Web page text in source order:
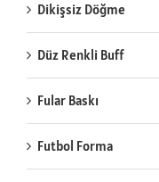
Dikişsiz Döğme
Düz Renkli Buff
Fular Baskı
Futbol Forma